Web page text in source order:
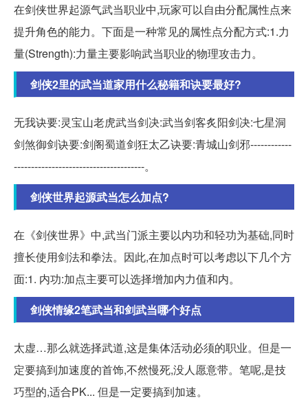
在剑侠世界起源气武当职业中,玩家可以自由分配属性点来
提升角色的能力。下面是一种常见的属性点分配方式:1.力
量(Strength):力量主要影响武当职业的物理攻击力。
剑侠2里的武当道家用什么秘籍和诀要最好?
无我诀要:灵宝山老虎武当剑决:武当剑客炙阳剑决:七星洞
剑煞御剑诀要:剑阁蜀道剑狂太乙诀要:青城山剑邪------------
--------------------------------------。
剑侠世界起源武当怎么加点?
在《剑侠世界》中,武当门派主要以内功和轻功为基础,同时
擅长使用剑法和拳法。因此,在加点时可以考虑以下几个方
面:1. 内功:加点主要可以选择增加内力值和内。
剑侠情缘2笔武当和剑武当哪个好点
太虚…那么就选择武道,这是集体活动必须的职业。但是一
定要搞到加速度的首饰,不然慢死,没人愿意带。笔呢,是技
巧型的,适合PK... 但是一定要搞到加速。